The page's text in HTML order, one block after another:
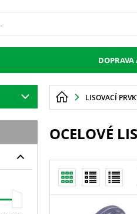
DOPRAVA
LISOVACÍ
OCELOVÉ